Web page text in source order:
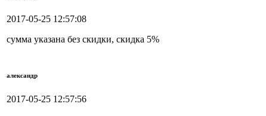
2017-05-25 12:57:08
сумма указана без скидки, скидка 5%
александр
2017-05-25 12:57:56